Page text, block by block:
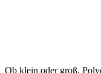
Ob klein oder groß,